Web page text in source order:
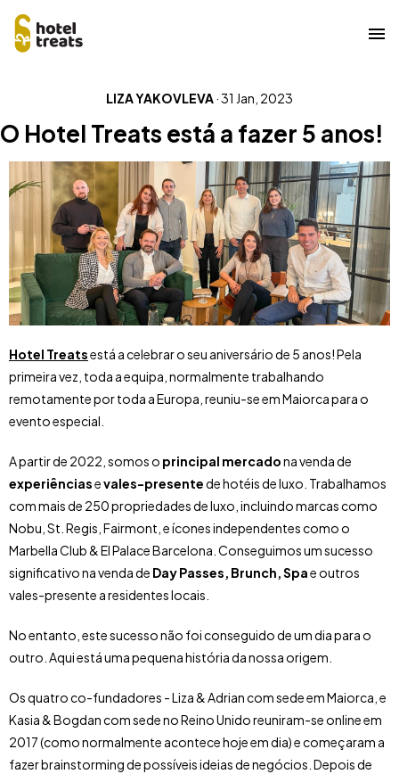
o
conteúdo
principal
LIZA YAKOVLEVA·31 Jan, 2023
O Hotel Treats está a fazer 5 anos!
Hotel Treatsestá a celebrar o seu aniversário de 5 anos! Pela
primeira vez, toda a equipa, normalmente trabalhando
remotamente por toda a Europa, reuniu-se em Maiorca para o
evento especial.
A partir de 2022, somos o principal mercadona venda de
experiênciasevales-presentede hotéis de luxo. Trabalhamos
com mais de 250 propriedades de luxo, incluindo marcas como
Nobu, St. Regis, Fairmont, e ícones independentes como o
Marbella Club & El Palace Barcelona. Conseguimos um sucesso
significativo na venda de Day Passes, Brunch, Spae outros
vales-presente a residentes locais.
No entanto, este sucesso não foi conseguido de um dia para o
outro. Aqui está uma pequena história da nossa origem.
Os quatro co-fundadores - Liza & Adrian com sede em Maiorca, e
Kasia & Bogdan com sede no Reino Unido reuniram-se online em
2017 (como normalmente acontece hoje em dia) e começaram a
fazer brainstorming de possíveis ideias de negócios. Depois de